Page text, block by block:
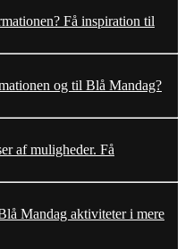
Få inspiration til
og til Blå Mandag?
af muligheder. Få
Mandag aktiviteter i mere